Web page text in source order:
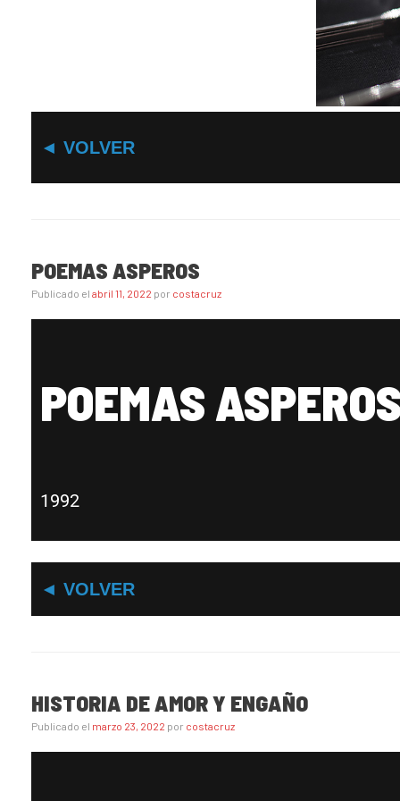
◄ VOLVER
POEMAS ASPEROS
Publicado el abril 11, 2022 por costacruz
POEMAS
1992
◄ VOLVER
HISTORIA DE AMOR Y ENGAÑO
Publicado el marzo 23, 2022 por costacruz